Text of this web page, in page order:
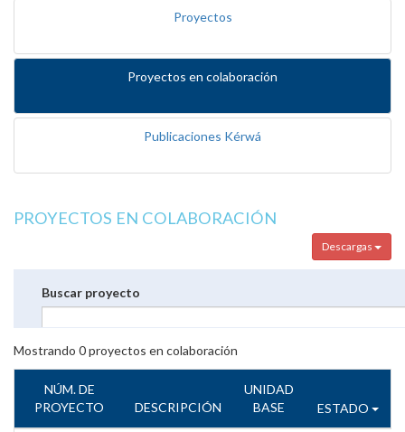
Proyectos
Proyectos en colaboración
Publicaciones Kérwá
PROYECTOS EN COLABORACIÓN
Descargas
Buscar proyecto
Mostrando 0proyectos en colaboración
NÚM. DE
PROYECTO
DESCRIPCIÓN
UNIDAD
BASE
ESTADO